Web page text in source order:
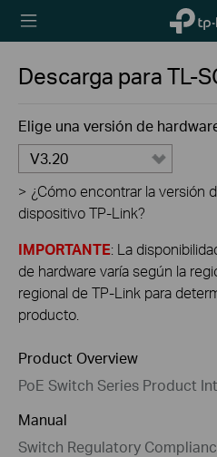
TP-Link,
Reliably
Descarga paraTL-
Elige una versión de
V3.20
> ¿Cómo encontrar la versión
dispositivo TP-Link?
IMPORTANTE: La
de hardware varía según la
regional de TP-Link para
producto.
Product Overview
PoE Switch Series Product
Manual
Switch Regulatory